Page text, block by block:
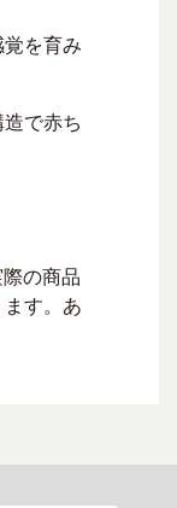
を育み
で赤ち
の商品
す。あ